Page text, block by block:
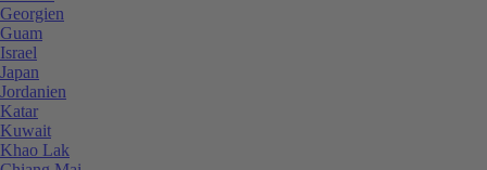
Georgien
Guam
Israel
Japan
Jordanien
Katar
Kuwait
Khao Lak